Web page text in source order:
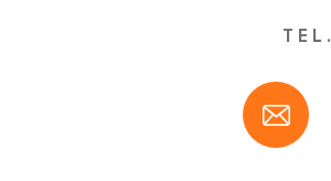
TEL.